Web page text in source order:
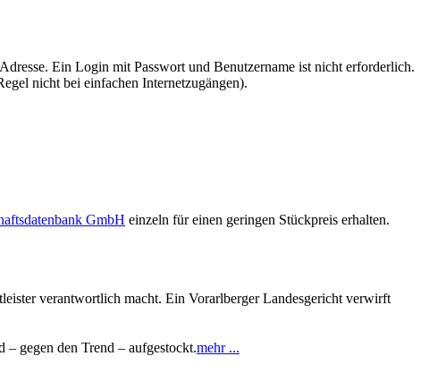
Ein Login mit Passwort und Benutzername ist nicht erforderlich.
nicht bei einfachen Internetzugängen).
GmbH einzeln für einen geringen Stückpreis erhalten.
verantwortlich macht. Ein Vorarlberger Landesgericht verwirft
gegen den Trend – aufgestockt.mehr ...